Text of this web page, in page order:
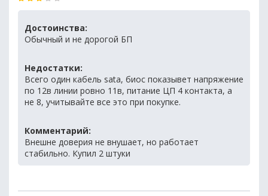
Достоинства:
Обычный и не дорогой БП
Недостатки:
Всего один кабель sata, биос показывет напряжение
по 12в линии ровно 11в, питание ЦП 4 контакта, а
не 8, учитывайте все это при покупке.
Комментарий:
Внешне доверия не внушает, но работает
стабильно. Купил 2 штуки